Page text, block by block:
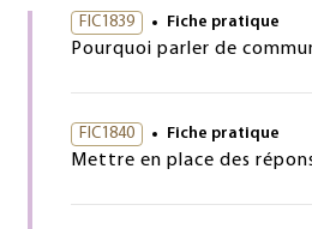
FIC1839 Fiche pratique
Pourquoi parler de
FIC1840 Fiche pratique
Mettre en place des